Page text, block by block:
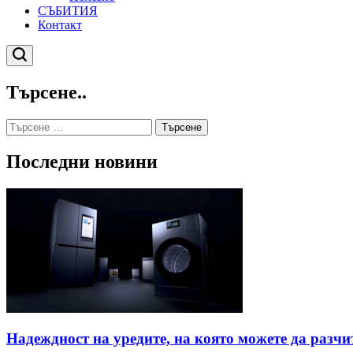
СЪБИТИЯ
Контакт
Търсене
Търсене..
Търсене
за:
Последни новини
Надеждност на уредите, на която можете да